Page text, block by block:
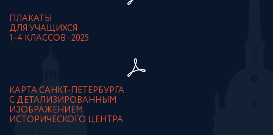
ПЛАКАТЫ
ДЛЯ УЧАЩИХСЯ
1–4 КЛАССОВ - 2025
КАРТА САНКТ-ПЕТЕРБУРГА
С ДЕТАЛИЗИРОВАННЫМ
ИЗОБРАЖЕНИЕМ
ИСТОРИЧЕСКОГО ЦЕНТРА